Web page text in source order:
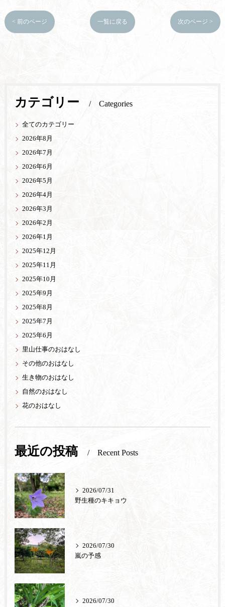
< 前のページ 一覧に戻る 次のページ >
カテゴリー Categories
全てのカテゴリー
2026年8月
2026年7月
2026年6月
2026年5月
2026年4月
2026年3月
2026年2月
2026年1月
2025年12月
2025年11月
2025年10月
2025年9月
2025年8月
2025年7月
2025年6月
里山仕事のおはなし
その他のおはなし
生き物のおはなし
自然のおはなし
花のおはなし
最近の投稿 Recent Posts
2026/07/31
野生種のキキョウ
2026/07/30
嵐の予感
2026/07/30